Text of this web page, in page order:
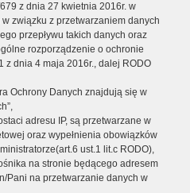
z dnia 27 kwietnia 2016r. w
związku z przetwarzaniem danych
przepływu takich danych oraz
rozporządzenie o ochronie
z dnia 4 maja 2016r., dalej RODO
Ochrony Danych znajdują się w
adresu IP, są przetwarzane w
oraz wypełnienia obowiązków
ust.1 lit.c RODO),
na stronie będącego adresem
Pani na przetwarzanie danych w